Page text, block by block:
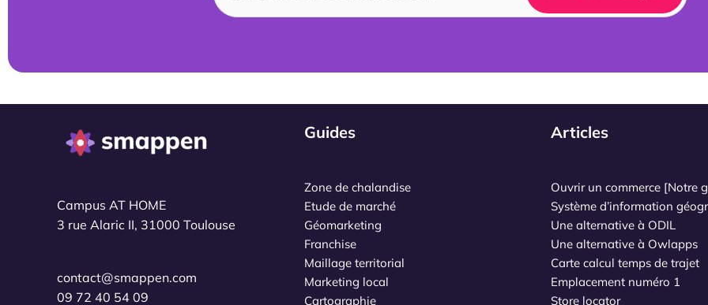
Campus AT HOME
3 rue Alaric II, 31000 Toulouse
contact@smappen.com
09 72 40 54 09
Guides
Zone de chalandise
Etude de marché
Géomarketing
Franchise
Maillage territorial
Marketing local
Cartographie
Articles
Ouvrir un commerce [Notre
Système d’information
Une alternative à ODIL
Une alternative à Owlapps
Carte calcul temps de trajet
Emplacement numéro 1
Store locator